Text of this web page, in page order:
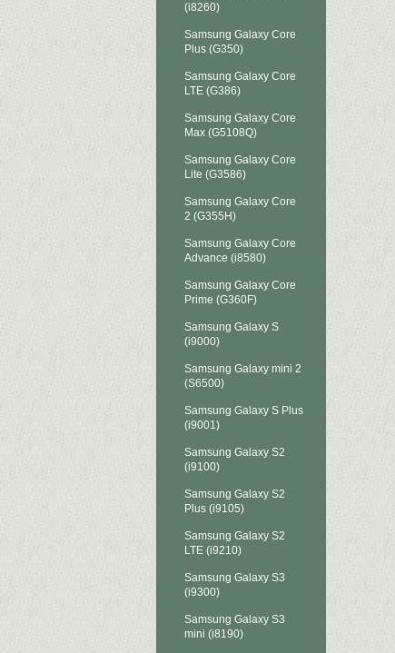
(i8260)
Samsung Galaxy Core
Plus (G350)
Samsung Galaxy Core
LTE (G386)
Samsung Galaxy Core
Max (G5108Q)
Samsung Galaxy Core
Lite (G3586)
Samsung Galaxy Core
2 (G355H)
Samsung Galaxy Core
Advance (i8580)
Samsung Galaxy Core
Prime (G360F)
Samsung Galaxy S
(i9000)
Samsung Galaxy mini 2
(S6500)
Samsung Galaxy S Plus
(i9001)
Samsung Galaxy S2
(i9100)
Samsung Galaxy S2
Plus (i9105)
Samsung Galaxy S2
LTE (i9210)
Samsung Galaxy S3
(i9300)
Samsung Galaxy S3
mini (i8190)